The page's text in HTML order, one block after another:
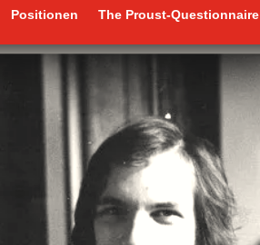
Positionen The Proust-Questionnaire
Positionen The Proust-Questionnaire